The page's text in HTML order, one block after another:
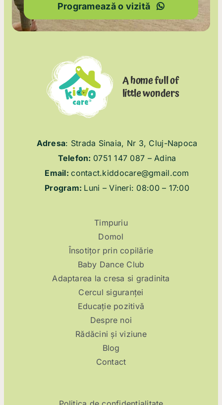
Programează o vizită
A home full of
little wonders
Adresa: Strada Sinaia, Nr 3, Cluj-Napoca
Telefon: 0751 147 087 – Adina
Email:contact.kiddocare@gmail.com
Program: Luni – Vineri: 08:00 – 17:00
Timpuriu
Domol
Însotițor prin copilărie
Baby Dance Club
Adaptarea la cresa si gradinita
Cercul siguranței
Educație pozitivă
Despre noi
Rădăcini și viziune
Blog
Contact